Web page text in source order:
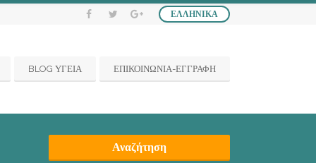
ΕΛΛΗΝΙΚΆ
BLOG ΥΓΕΙΑ ΕΠΙΚΟΙΝΩΝΙΑ-ΕΓΓΡΑΦΗ
Αναζήτηση